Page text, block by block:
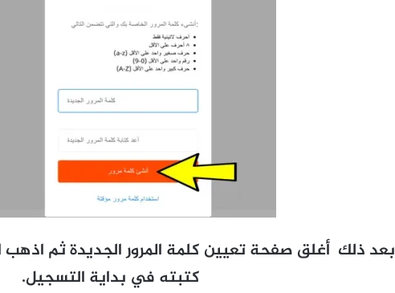
بعد ذلك أغلق صفحة تعيين كلمة المرور الجديدة ثم اذهب
كتبته في بداية التسجيل.